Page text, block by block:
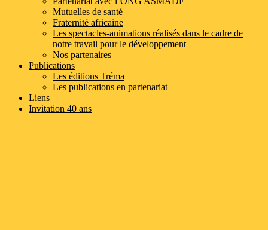
Mutuelles de santé
Fraternité africaine
Les spectacles-animations réalisés dans le cadre de
notre travail pour le développement
Nos partenaires
Publications
Les éditions Tréma
Les publications en partenariat
Liens
Invitation 40 ans